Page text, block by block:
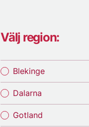
Välj region:
Blekinge
Dalarna
Gotland